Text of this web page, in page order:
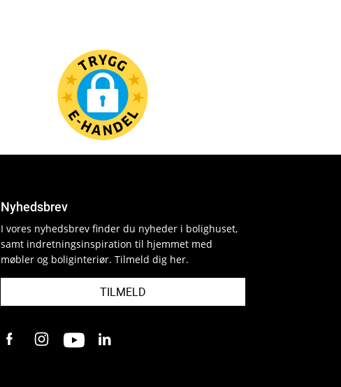
Nyhedsbrev
I vores nyhedsbrev finder du nyheder i bolighuset,
samt indretningsinspiration til hjemmet med
møbler og boliginteriør. Tilmeld dig her.
TILMELD